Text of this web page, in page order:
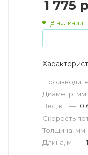
1 775
В наличии
Диаметр, мм
Вес, кг —
Скорость
Толщина, мм
Длина, м —